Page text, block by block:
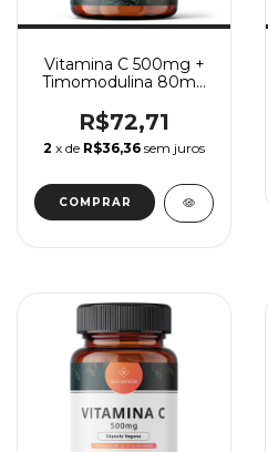
Vitamina C 500mg +
Timomodulina 80mg
R$72,71
2 x de R$36,36 sem juros